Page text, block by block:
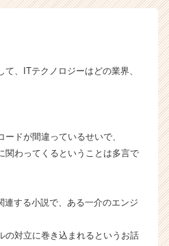
、ITテクノロジーはどの業界、
ドが間違っているせいで、
関わってくるということは多言で
連する小説で、ある一介のエンジ
の対立に巻き込まれるというお話